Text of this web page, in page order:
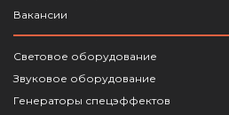
Вакансии
Световое оборудование
Звуковое оборудование
Генераторы спецэффектов